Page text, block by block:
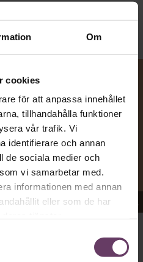
Om
cookies
för att anpassa innehållet
tillhandahålla funktioner
vår trafik. Vi
identifierare och annan
de sociala medier och
vi samarbetar med.
informationen med annan
eller som de har
vd:ars kortfattade språk.
att nå och besvarar inte alltid